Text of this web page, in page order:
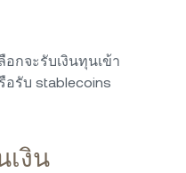
2017 และใช้
งดูดอย่างสม่ำเสมอ
อกจะรับเงินทุนเข้า
รับ stablecoins
เงิน